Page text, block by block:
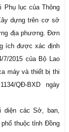
lục của Thông
dựng trên cơ sở
địa phương. Đơn
ích được xác định
7/2015 của Bộ Lao
máy và thiết bị thi
QĐ-BXD ngày
diện các Sở, ban,
thuộc tỉnh Đồng